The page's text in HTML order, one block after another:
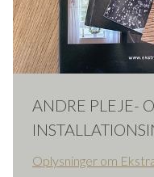
ANDRE PLEJE-
Oplysninger om